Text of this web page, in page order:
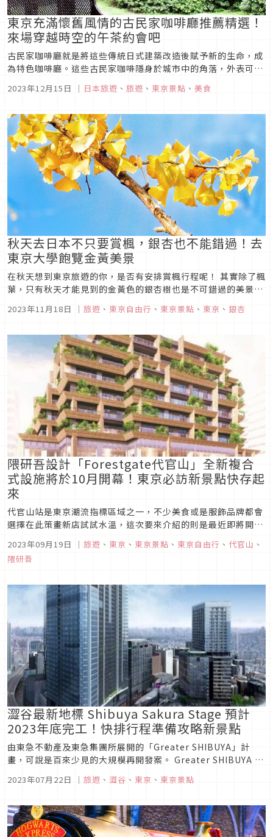
東京充滿懷舊風情的古民家咖啡廳推薦精選！
來場穿越時空的午茶約會吧
古民家咖啡廳就是將這些傳統日式建築改造後賦予新的生命，成
為特色咖啡廳。這些古民家咖啡隱身於城市中的角落，外表可能
體驗舊時代風情。
2023年12月15日 ｜ 日本旅遊 、 旅遊 、 東京景點 、 美食
秋天去日本不只要賞楓，銀杏也不能錯過！去
東京大學飽覽金黃美景
在秋天想到東京旅遊的你，是否有安排賞楓行程呢！ 其實除了楓
葉，只有秋天才能見到的金黃色的銀杏樹也是不可錯過的美景。
京的日本最高學府「東京大學」！
2023年11月18日 ｜ 旅遊 、 東京自由行 、 東京景點 、 東京 、 銀杏
隈研吾設計「Forestgate代官山」全新複合
式設施將於10月開幕！東京必訪新景點快存起
來
代官山站是東京潮流指標區域之一，不少美食或是服飾品牌都會
選擇在此策畫新店試試水溫，這次要來介紹的則是最近即將開幕
官山），將打造出一個結合生活、工作、休閒的場域，讓大家擁
有更好的生活機能。
2023年09月19日 ｜ 旅遊 、 東京 、 東京景點 、 東京自由行 、 代官山 、
隈研吾
澀谷最新地標 Shibuya Sakura Stage 預計
2023年底完工！快排行程準備攻略新景點
由東急不動產及東急集團所展開的「Greater SHIBUYA」計
畫，可說是百來少見的大規模再開發案。 Greater SHIBUYA 總
必去的地點，除了澀谷外，還有原宿神宮前、代官山及代代木公
2023年07月22日 ｜ 旅遊 、 澀谷 、 東京 、 東京景點